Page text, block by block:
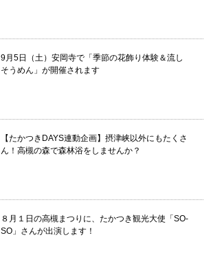
9月5日（土）安岡寺で「季節の花飾り体験＆流し
そうめん」が開催されます
【たかつきDAYS連動企画】摂津峡以外にもたくさ
ん！高槻の森で森林浴をしませんか？
８月１日の高槻まつりに、たかつき観光大使「SO-
SO」さんが出演します！